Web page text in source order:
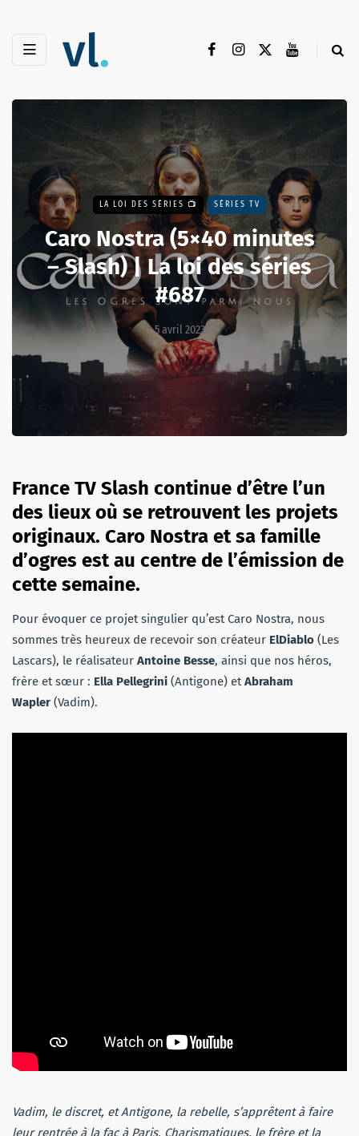
LA LOI DES SÉRIES 📺 SÉRIES TV
Caro Nostra (5×40 minutes
– Slash) | La loi des séries
#687
5 avril 2023
France TV Slash continue d’être l’un
des lieux où se retrouvent les projets
originaux. Caro Nostra et sa famille
d’ogres est au centre de l’émission de
cette semaine.
Pour évoquer ce projet singulier qu’est Caro Nostra, nous
sommes très heureux de recevoir son créateur ElDiablo (Les
Lascars), le réalisateur Antoine Besse, ainsi que nos héros,
frère et sœur : Ella Pellegrini (Antigone) etAbraham
Wapler (Vadim).
Vadim, le discret, et Antigone, la rebelle, s’apprêtent à faire
leur rentrée à la fac à Paris. Charismatiques, le frère et la